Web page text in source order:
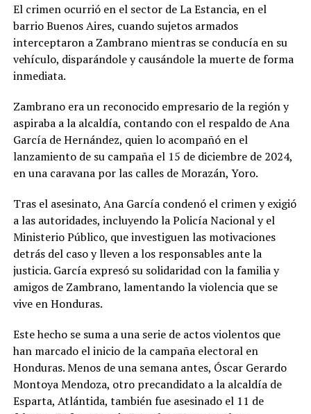
El crimen ocurrió en el sector de La Estancia, en el
barrio Buenos Aires, cuando sujetos armados
interceptaron a Zambrano mientras se conducía en su
vehículo, disparándole y causándole la muerte de forma
inmediata.
Zambrano era un reconocido empresario de la región y
aspiraba a la alcaldía, contando con el respaldo de Ana
García de Hernández, quien lo acompañó en el
lanzamiento de su campaña el 15 de diciembre de 2024,
en una caravana por las calles de Morazán, Yoro.
Tras el asesinato, Ana García condenó el crimen y exigió
a las autoridades, incluyendo la Policía Nacional y el
Ministerio Público, que investiguen las motivaciones
detrás del caso y lleven a los responsables ante la
justicia. García expresó su solidaridad con la familia y
amigos de Zambrano, lamentando la violencia que se
vive en Honduras.
Este hecho se suma a una serie de actos violentos que
han marcado el inicio de la campaña electoral en
Honduras. Menos de una semana antes, Óscar Gerardo
Montoya Mendoza, otro precandidato a la alcaldía de
Esparta, Atlántida, también fue asesinado el 11 de